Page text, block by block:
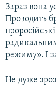
Зараз вона
Проводить
режиму». І
Не дуже